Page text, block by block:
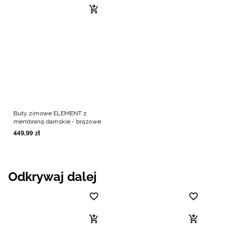
Buty zimowe ELEMENT z
membraną damskie - brązowe
449,99 zł
Odkrywaj dalej